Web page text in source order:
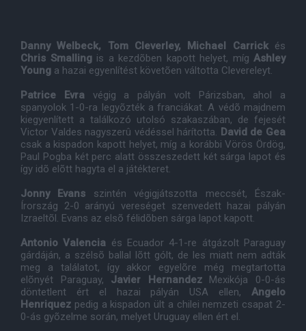
Danny Welbeck, Tom Cleverley, Michael Carrickés
Chris Smallingis a kezdõben kapott helyet, míg Ashley
Young a hazai egyenlítést követõen váltotta Clevereleyt.
Patrice Evravégig a pályán volt Párizsban, ahol a
spanyolok 1-0-ra legyõzték a franciákat. A védõ majdnem
kiegyenlített a találkozó utolsó szakaszában, de fejesét
Victor Valdes nagyszerû védéssel hárította. David de Gea
csak a kispadon kapott helyet, míg a korábbi Vörös Ördög,
Paul Pogba két perc alatt összeszedett két sárga lapot és
így idõ elõtt hagyta el a játékteret.
Jonny Evans szintén végigjátszotta meccsét, Észak-
Írország 2-0 arányú vereséget szenvedett hazai pályán
Izraeltõl. Evans az elsõ félidõben sárga lapot kapott.
Antonio Valencia és Ecuador 4-1-re átgázolt Paraguay
gárdáján, a szélsõ ballal lõtt gólt, de les miatt nem adták
meg a találatot, így akkor egyelõre még megtartotta
elõnyét Paraguay, Javier HernandezMexikója 0-0-ás
döntetlent ért el hazai pályán USA ellen, Angelo
Henriquez pedig a kispadon ült a chilei nemzeti csapat 2-
0-ás gyõzelme során, melyet Uruguay ellen ért el.